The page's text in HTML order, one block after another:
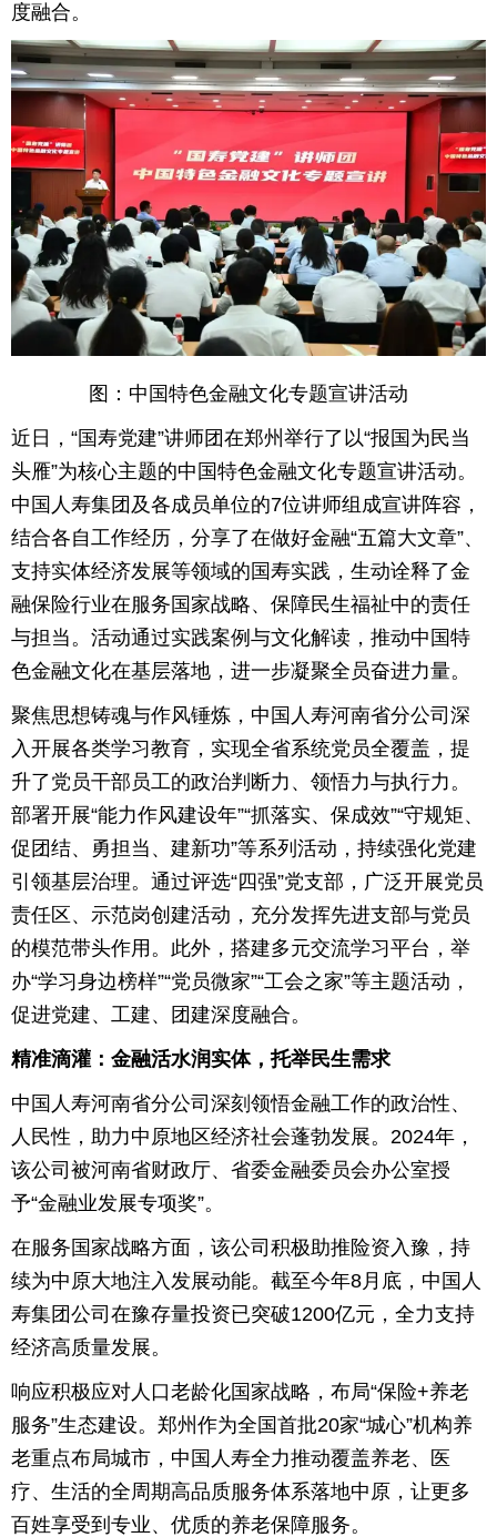
经
文
化
度融合。
图：中国特色金融文化专题宣讲活动
近日，“国寿党建”讲师团在郑州举行了以“报国为民当
头雁”为核心主题的中国特色金融文化专题宣讲活动。
中国人寿集团及各成员单位的7位讲师组成宣讲阵容，
结合各自工作经历，分享了在做好金融“五篇大文章”、
支持实体经济发展等领域的国寿实践，生动诠释了金
融保险行业在服务国家战略、保障民生福祉中的责任
与担当。活动通过实践案例与文化解读，推动中国特
色金融文化在基层落地，进一步凝聚全员奋进力量。
聚焦思想铸魂与作风锤炼，中国人寿河南省分公司深
入开展各类学习教育，实现全省系统党员全覆盖，提
升了党员干部员工的政治判断力、领悟力与执行力。
部署开展“能力作风建设年”“抓落实、保成效”“守规矩、
促团结、勇担当、建新功”等系列活动，持续强化党建
引领基层治理。通过评选“四强”党支部，广泛开展党员
责任区、示范岗创建活动，充分发挥先进支部与党员
的模范带头作用。此外，搭建多元交流学习平台，举
办“学习身边榜样”“党员微家”“工会之家”等主题活动，
促进党建、工建、团建深度融合。
精准滴灌：金融活水润实体，托举民生需求
中国人寿河南省分公司深刻领悟金融工作的政治性、
人民性，助力中原地区经济社会蓬勃发展。2024年，
该公司被河南省财政厅、省委金融委员会办公室授
予“金融业发展专项奖”。
在服务国家战略方面，该公司积极助推险资入豫，持
续为中原大地注入发展动能。截至今年8月底，中国人
寿集团公司在豫存量投资已突破1200亿元，全力支持
经济高质量发展。
响应积极应对人口老龄化国家战略，布局“保险+养老
服务”生态建设。郑州作为全国首批20家“城心”机构养
老重点布局城市，中国人寿全力推动覆盖养老、医
疗、生活的全周期高品质服务体系落地中原，让更多
百姓享受到专业、优质的养老保障服务。